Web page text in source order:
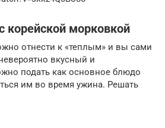
корейской морковкой
отнести к «теплым» и вы сами
вкусный и
подать как основное блюдо
им во время ужина. Решать